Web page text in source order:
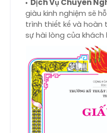
Dịch Vụ Chuyên
giàu kinh nghiệm sẽ
trình thiết kế và hoàn
sự hài lòng của khách